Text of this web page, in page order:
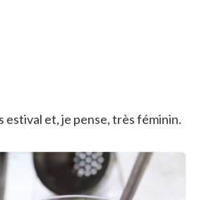
estival et, je pense, très féminin.